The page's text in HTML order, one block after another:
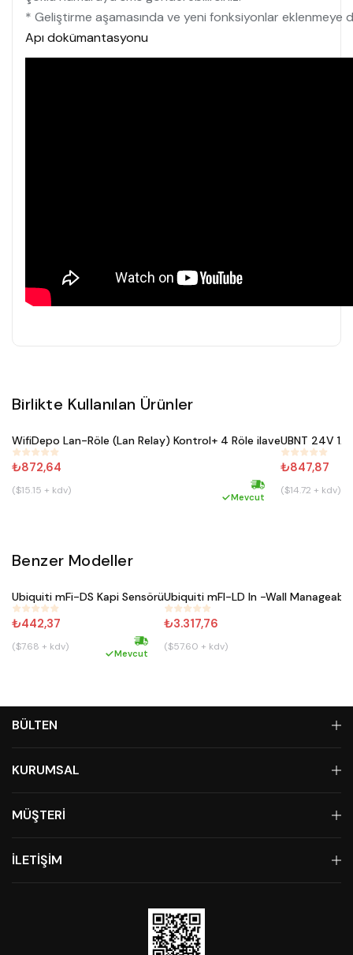
* Geliştirme aşamasında ve yeni fonksiyonlar eklenmeye
Apı dokümantasyonu
Birlikte Kullanılan Ürünler
#231
Satın Al
WifiDepo Lan-Röle (Lan Relay) Kontrol+ 4 Röle ilave
₺872,64
($15.15 + kdv) Hızlı kargo
Mevcut
#449
UBNT 24V
₺847,87
($14.72 + kdv)
Benzer Modeller
#524
Satın Al
Ubiquiti mFi-DS Kapi Sensörü
₺442,37
($7.68 + kdv) Hızlı kargo
Mevcut
#523 Ubiquiti mFI-LD In -Wall
₺3.317,76
($57.60 + kdv)
BÜLTEN
KURUMSAL
MÜŞTERİ
İLETİŞİM